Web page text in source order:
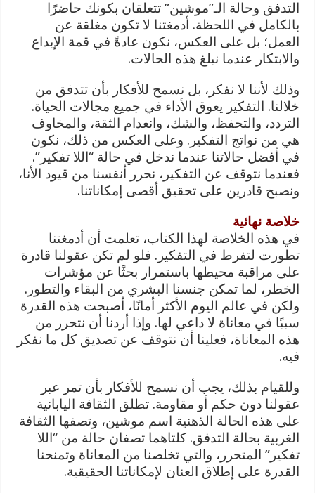
التدفق وحالة الـ”موشين” تتعلقان بكونك حاضرًا
بالكامل في اللحظة. أدمغتنا لا تكون مغلقة عن
العمل؛ بل على العكس، نكون عادةً في قمة الإبداع
والابتكار عندما نبلغ هذه الحالات.
وذلك لأننا لا نفكر، بل نسمح للأفكار بأن تتدفق من
خلالنا. التفكير يعوق الأداء في جميع مجالات الحياة.
التردد، والتحفظ، والشك، وانعدام الثقة، والمخاوف
هي من نواتج التفكير. وعلى العكس من ذلك، نكون
في أفضل حالاتنا عندما ندخل في حالة “اللا تفكير”.
فعندما نتوقف عن التفكير، نحرر أنفسنا من قيود الأنا،
ونصبح قادرين على تحقيق أقصى إمكاناتنا.
خلاصة نهائية
في هذه الخلاصة لهذا الكتاب، تعلمت أن أدمغتنا
تطورت لتفرط في التفكير. فلو لم تكن عقولنا قادرة
على مراقبة محيطها باستمرار بحثًا عن مؤشرات
الخطر، لما تمكن جنسنا البشري من البقاء والتطور.
ولكن في عالم اليوم الأكثر أمانًا، أصبحت هذه القدرة
سببًا في معاناة لا داعي لها. وإذا أردنا أن نتحرر من
هذه المعاناة، فعلينا أن نتوقف عن تصديق كل ما نفكر
فيه.
وللقيام بذلك، يجب أن نسمح للأفكار بأن تمر عبر
عقولنا دون حكم أو مقاومة. تطلق الثقافة اليابانية
على هذه الحالة الذهنية اسم موشين، وتصفها الثقافة
الغربية بحالة التدفق. كلتاهما تصفان حالة من “اللا
تفكير” المتحرر، والتي تخلصنا من المعاناة وتمنحنا
القدرة على إطلاق العنان لإمكاناتنا الحقيقية.